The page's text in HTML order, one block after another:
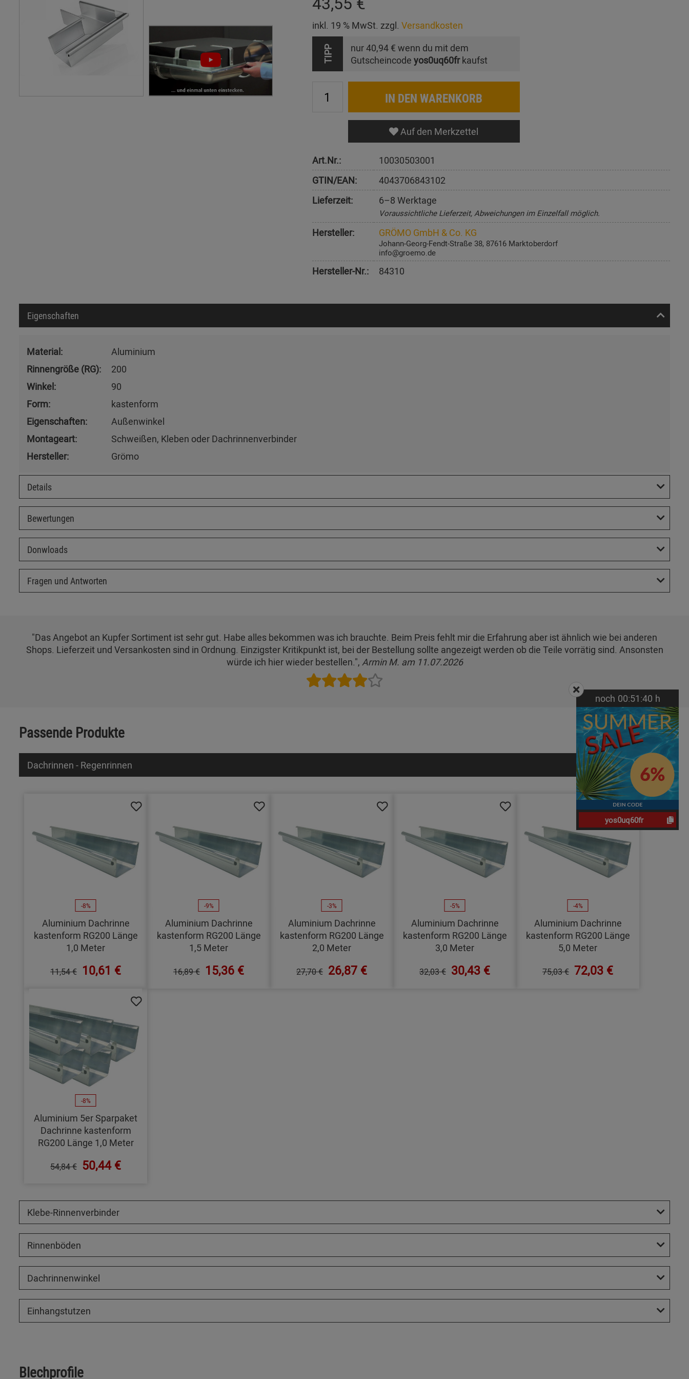
inkl. 19 % MwSt. zzgl. Versandkosten
TIPP nur40,94 € wenn du mit dem
Gutscheincode yos0uq60frkaufst
IN DEN WARENKORB
Auf den Merkzettel
Art.Nr.:
10030503001
GTIN/EAN:
4043706843102
Lieferzeit:
6–8 Werktage
Voraussichtliche Lieferzeit, Abweichungen im Einzelfall möglich.
Hersteller: GRÖMO GmbH & Co. KG
Johann-Georg-Fendt-Straße 38, 87616 Marktoberdorf
info@groemo.de
Hersteller-Nr.: 84310
Eigenschaften
Material:
Aluminium
Rinnengröße (RG):
200
Winkel:
90
Form:
kastenform
Eigenschaften:
Außenwinkel
Montageart:
Schweißen, Kleben oder Dachrinnenverbinder
Hersteller:
Grömo
Details
Bewertungen
Donwloads
Fragen und Antworten
"Das Angebot an Kupfer Sortiment ist sehr gut. Habe alles bekommen was ich brauchte. Beim Preis fehlt mir die Erfahrung aber ist ähnlich wie bei anderen
Shops. Lieferzeit und Versankosten sind in Ordnung. Einzigster Kritikpunkt ist, bei der Bestellung sollte angezeigt werden ob die Teile vorrätig sind. Ansonsten
würde ich hier wieder bestellen.", Armin M. am 11.07.2026
Passende Produkte
Dachrinnen - Regenrinnen
-8%
Aluminium Dachrinne
kastenform RG200 Länge
1,0 Meter
11,54 € 10,61 €
-9%
Aluminium Dachrinne
kastenform RG200 Länge
1,5 Meter
16,89 € 15,36 €
-3%
Aluminium Dachrinne
kastenform RG200 Länge
2,0 Meter
27,70 € 26,87 €
-5%
Aluminium Dachrinne
kastenform RG200 Länge
3,0 Meter
32,03 € 30,43 €
-4%
Aluminium Dachrinne
kastenform RG200 Länge
5,0 Meter
75,03 € 72,03 €
-8%
Aluminium 5er Sparpaket
Dachrinne kastenform
RG200 Länge 1,0 Meter
54,84 € 50,44 €
Klebe-Rinnenverbinder
Rinnenböden
Dachrinnenwinkel
Einhangstutzen
Blechprofile
noch 00:51:40 h
yos0uq60fr